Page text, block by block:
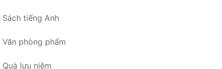
Sách tiếng Anh
Văn phòng phẩm
Quà lưu niệm